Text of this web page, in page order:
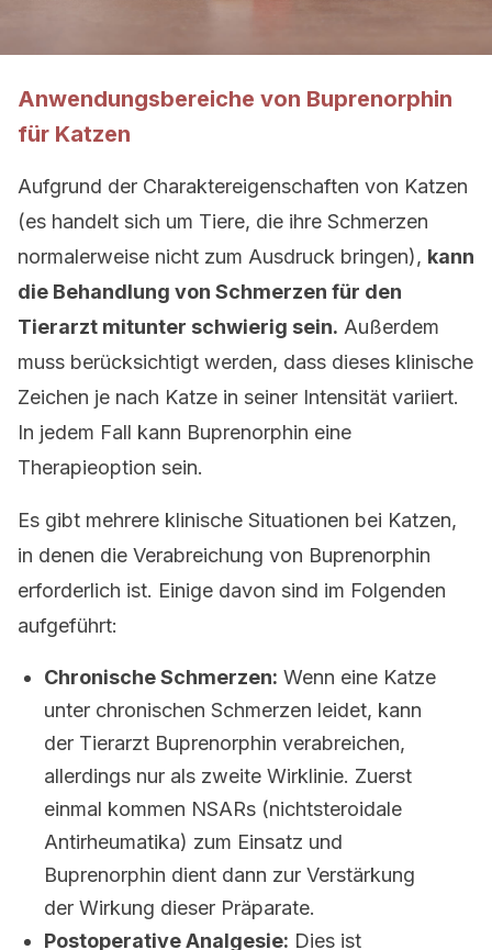
Anwendungsbereiche von Buprenorphin
für Katzen
Aufgrund der Charaktereigenschaften von Katzen
(es handelt sich um Tiere, die ihre Schmerzen
normalerweise nicht zum Ausdruck bringen), kann
die Behandlung von Schmerzen für den
Tierarzt mitunter schwierig sein. Außerdem
muss berücksichtigt werden, dass dieses klinische
Zeichen je nach Katze in seiner Intensität variiert.
In jedem Fall kann Buprenorphin eine
Therapieoption sein.
Es gibt mehrere klinische Situationen bei Katzen,
in denen die Verabreichung von Buprenorphin
erforderlich ist. Einige davon sind im Folgenden
aufgeführt:
Chronische Schmerzen: Wenn eine Katze
unter chronischen Schmerzen leidet, kann
der Tierarzt Buprenorphin verabreichen,
allerdings nur als zweite Wirklinie. Zuerst
einmal kommen NSARs (nichtsteroidale
Antirheumatika) zum Einsatz und
Buprenorphin dient dann zur Verstärkung
der Wirkung dieser Präparate.
Postoperative Analgesie: Dies ist